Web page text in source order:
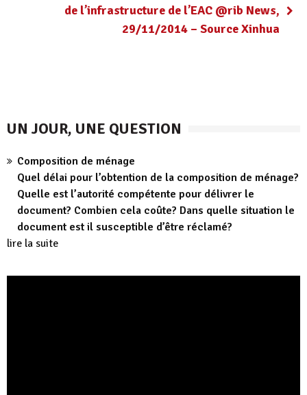
de l’infrastructure de l’EAC @rib News,
29/11/2014 – Source Xinhua
UN JOUR, UNE QUESTION
Composition de ménage
Quel délai pour l’obtention de la composition de ménage?
Quelle est l’autorité compétente pour délivrer le
document? Combien cela coûte? Dans quelle situation le
document est il susceptible d’être réclamé?
lire la suite